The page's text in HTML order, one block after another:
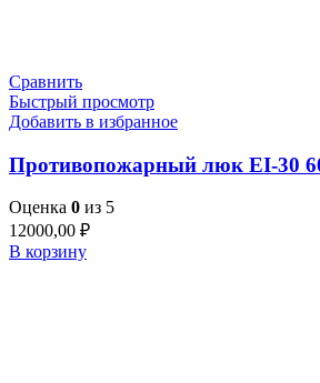
Сравнить
Быстрый просмотр
Добавить в избранное
Противопожарный люк EI-30
Оценка 0 из 5
12000,00 ₽
В корзину